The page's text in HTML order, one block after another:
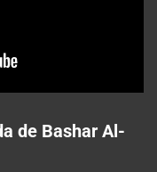
de Bashar Al-